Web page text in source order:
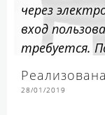
через
вход
требуется.
28/01/2019